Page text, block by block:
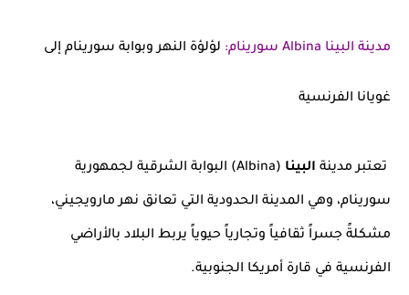
مدينة البينا Albina سورينام : لؤلؤة النهر وبوابة سورينام إلى
غويانا الفرنسية
تعتبر مدينة البينا (Albina) البوابة الشرقية لجمهورية
سورينام، وهي المدينة الحدودية التي تعانق نهر مارويجيني،
مشكلةً جسراً ثقافياً وتجارياً حيوياً يربط البلاد بالأراضي
الفرنسية في قارة أمريكا الجنوبية.